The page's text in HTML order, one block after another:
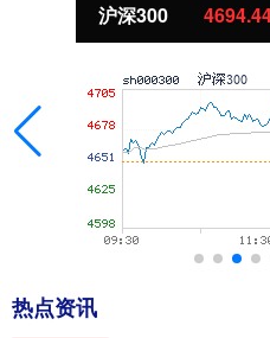
北证50 1134.24
热点资讯